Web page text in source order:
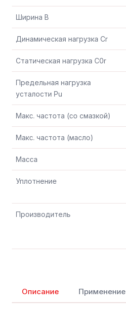
Ширина B
Динамическая нагрузка Cr
Статическая нагрузка C0r
Предельная нагрузка
усталости Pu
Макс. частота (со смазкой)
Макс. частота (масло)
Масса
Уплотнение
Производитель
Описание Применение